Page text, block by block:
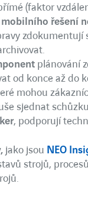
(faktor
mobilního řešení
zdokumentují
plánování
od konce až do
mohou
sjednat
, podporují
jako jsou NEO
strojů,